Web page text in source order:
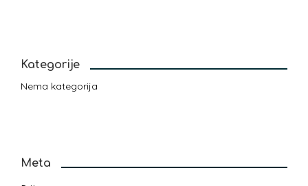
Kategorije
Nema kategorija
Meta